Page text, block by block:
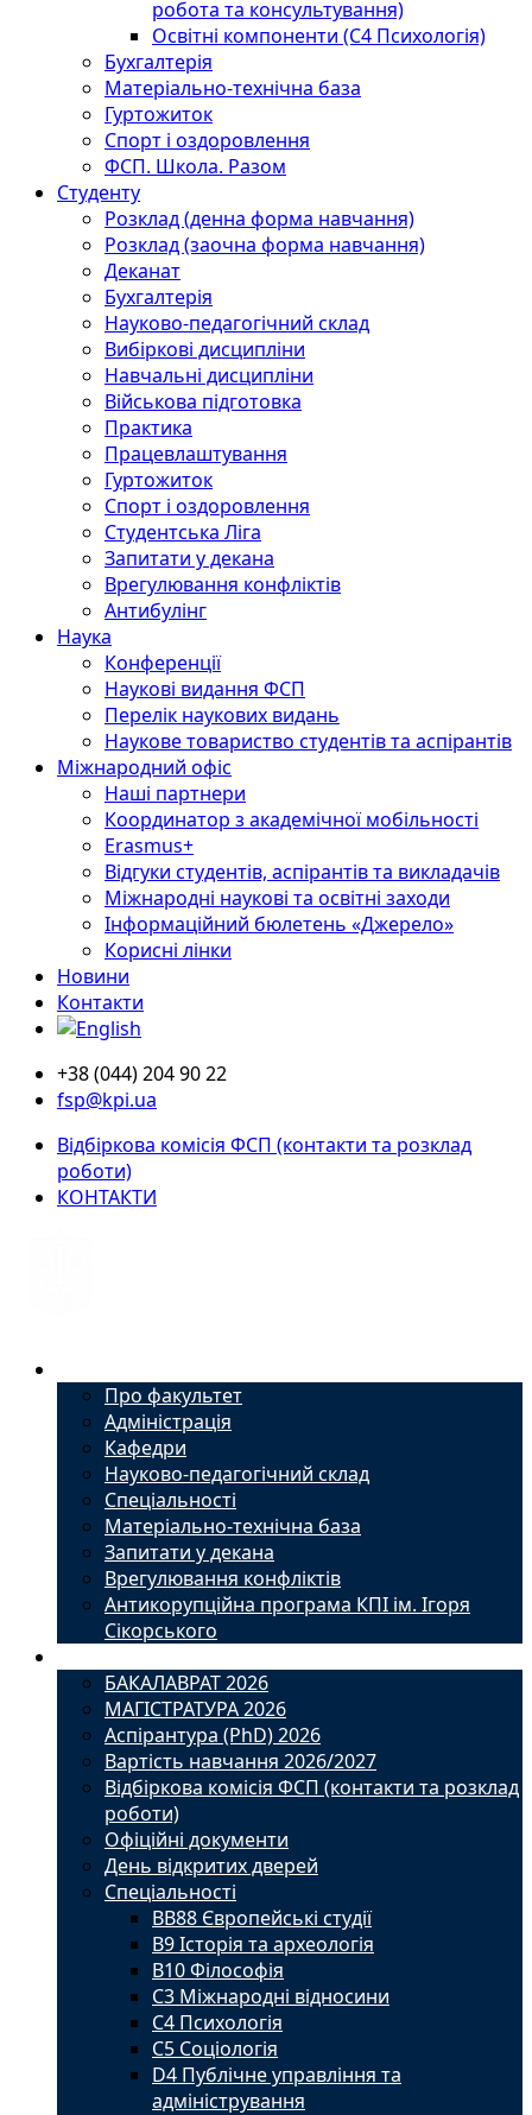
робота та консультування)
Освітні компоненти (С4 Психологія)
Бухгалтерія
Матеріально-технічна база
Гуртожиток
Спорт і оздоровлення
ФСП. Школа. Разом
Студенту
Розклад (денна форма навчання)
Розклад (заочна форма навчання)
Деканат
Бухгалтерія
Науково-педагогічний склад
Вибіркові дисципліни
Навчальні дисципліни
Військова підготовка
Практика
Працевлаштування
Гуртожиток
Спорт і оздоровлення
Студентська Ліга
Запитати у декана
Врегулювання конфліктів
Антибулінг
Наука
Конференції
Наукові видання ФСП
Перелік наукових видань
Наукове товариство студентів та аспірантів
Міжнародний офіс
Наші партнери
Координатор з академічної мобільності
Erasmus+
Відгуки студентів, аспірантів та викладачів
Міжнародні наукові та освітні заходи
Інформаційний бюлетень «Джерело»
Корисні лінки
Новини
Контакти
+38 (044) 204 90 22
fsp@kpi.ua
Відбіркова комісія ФСП (контакти та розклад
роботи)
КОНТАКТИ
Про факультет
Адміністрація
Кафедри
Науково-педагогічний склад
Спеціальності
Матеріально-технічна база
Запитати у декана
Врегулювання конфліктів
Антикорупційна програма КПІ ім. Ігоря
Сікорського
БАКАЛАВРАТ 2026
МАГІСТРАТУРА 2026
Аспірантура (PhD) 2026
Вартість навчання 2026/2027
Відбіркова комісія ФСП (контакти та розклад
роботи)
Офіційні документи
День відкритих дверей
Спеціальності
BВ88 Європейські студії
B9 Історія та археологія
B10 Філософія
C3 Міжнародні відносини
C4 Психологія
С5 Соціологія
D4 Публічне управління та
адміністрування